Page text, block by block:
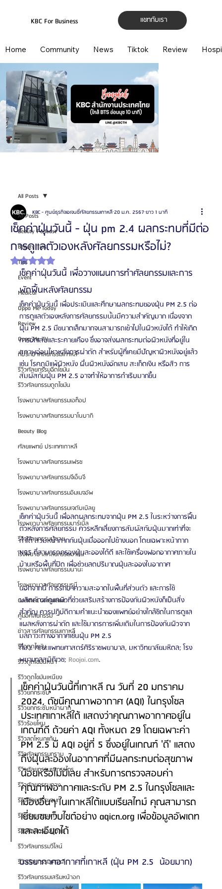
แชทกับเรา
KBC For Business
Home Community News Tiktok Review
All Posts
Beauty Podcast
Beauty Tips
Tips
Event
Medical
Oppa Me Today
Review
Oppa Me TV
ที่ปรึกษาศัลยกรรมเกาหลี
รีวิวศัลยกรรมฉีดไขมัน
รีวิวศัลยกรรมดูดไขมัน
โรงพยาบาลศัลยกรรมเอท็อป
โรงพยาบาลศัลยกรรมบาโนบากิ
Beauty Blog
ศัลยแพทย์ ประเทศเกาหลี
โรงพยาบาลศัลยกรรมเฟรช
โรงพยาบาลศัลยกรรมจีเอ็นจี
โรงพยาบาลศัลยกรรมอิมเมจอัพ
โรงพยาบาลศัลยกรรมเจดับเบิลยู
โรงพยาบาลศัลยกรรมมาร์เบิ้ล
รีวิวศัลยกรรมผู้ชาย
โรงพยาบาลศัลยกรรมมาอิน
โรงพยาบาลศัลยกรรมนานะ
โรงพยาบาลศัลยกรรมรูบี
Certified Consultant
คู่มือศัลยกรรม
ข่าวสารศัลยกรรมเกาหลี
รีวิวดูดไขมัน
รีวิวดูดไขมันหน้า
รีวิวดูดไขมันเหนียง
รีวิวยกกระชับ
รีวิวยกกระชับหน้าผาก
รีวิวร้อยไหม
รีวิวลดโหนกแก้ม
รีวิวศัลยกรรมกราม
รีวิวศัลยกรรมขากรรไกร
รีวิวศัลยกรรมคาง
รีวิวศัลยกรรมจมูก
รีวิวศัลยกรรมตา
รีวิวศัลยกรรมผู้ชาย
รีวิวศัลยกรรมวีไลน์
รีวิวศัลยกรรมเกาหลี
รีวิวศัลยกรรมเสริมหน้าอก
All Posts
เช็คค่าฝุ่นวันนี้ - ฝุ่น pm 2.4 ผลกระทบที่มีต่อ
การดูแลตัวเองหลังศัลยกรรมหรือไม่?
KBC - ศูนย์ธุรกิจเอเจนซี่ศัลยกรรมเกาหลี20 ม.ค. 2567 ยาว 1 นาที
ได้รับ NaN เต็ม 5 ดาว
เช็คค่าฝุ่นวันนี้ เพื่อวางแผนการทำศัลยกรรมและการ
พักฟื้นหลังศัลยกรรม
เช็คค่าฝุ่นวันนี้ เพื่อประเมินและศึกษาผลกระทบของฝุ่น PM 2.5 ต่อ
การดูแลตัวเองหลังการศัลยกรรมนั้นมีความสำคัญมาก เนื่องจาก
ฝุ่น PM 2.5 มีขนาดเล็กมากจนสามารถเข้าไปในผิวหนังได้ ทำให้เกิด
การอักเสบและระคายเคือง ซึ่งอาจส่งผลกระทบต่อผิวหนังที่อยู่ใน
สภาพอ่อนไหวหลังการผ่าตัด สำหรับผู้ที่เคยมีปัญหาผิวหนังอยู่แล้ว
เช่น โรคภูมิแพ้ผิวหนัง ผื่นผิวหนังอักเสบ สะเก็ดเงิน หรือสิว การ
สัมผัสกับฝุ่น PM 2.5 อาจทำให้อาการกำเริบมากขึ้น
เช็คค่าฝุ่นวันนี้ เพื่อลดผลกระทบจากฝุ่น PM 2.5 ในระหว่างการฟื้น
ตัวหลังการศัลยกรรม ควรหลีกเลี่ยงการสัมผัสกับฝุ่นมากเท่าที่จะ
ทำได้ สวมหน้ากากกันฝุ่นเมื่อออกไปข้างนอก โดยเฉพาะหน้ากาก
N95 ที่สามารถกรองฝุ่นละอองได้ดี และใช้เครื่องฟอกอากาศภายใน
บ้านหรือพื้นที่ปิด เพื่อช่วยลดปริมาณฝุ่นละอองในอากาศ
นอกจากนี้ การรักษาความสะอาดในพื้นที่ส่วนตัว และการใช้
ผลิตภัณฑ์ดูแลผิวที่ช่วยเสริมสร้างการป้องกันผิวหนังก็เป็นสิ่ง
สำคัญ ควรปฏิบัติตามคำแนะนำของแพทย์อย่างใกล้ชิดในการดูแล
แผลหลังการผ่าตัด และใช้มาตรการเพิ่มเติมในการป้องกันผิวจาก
มลภาวะทางอากาศเช่นฝุ่น PM 2.5
ที่มา: คณะแพทยศาสตร์ศิริราชพยาบาล, มหาวิทยาลัยมหิดล​​; โรง
พยาบาลสมิติเวช​​; Roojai.com​​.
เช็คค่าฝุ่นวันนี้ที่เกาหลี ณ วันที่ 20 มกราคม
2024, ดัชนีคุณภาพอากาศ (AQI) ในกรุงโซล
ประเทศเกาหลีใต้ แสดงว่าคุณภาพอากาศอยู่ใน
เกณฑ์ดี ด้วยค่า AQI ทั้งหมด 29 โดยเฉพาะค่า
PM 2.5 มี AQI อยู่ที่ 5 ซึ่งอยู่ในเกณฑ์ 'ดี' แสดง
ถึงฝุ่นละอองในอากาศที่มีผลกระทบต่อสุขภาพ
น้อยหรือไม่มีเลย สำหรับการตรวจสอบค่า
คุณภาพอากาศและระดับ PM 2.5 ในกรุงโซลและ
เมืองอื่นๆ ในเกาหลีใต้แบบเรียลไทม์ คุณสามารถ
เยี่ยมชมเว็บไซต์อย่าง aqicn.org เพื่อข้อมูลอัพเดท
และละเอียดได้
บรรยากาศอากาศที่เกาหลี (ฝุ่น PM 2.5  น้อยมาก)